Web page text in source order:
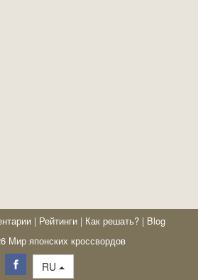
| Рейтинги | Как решать? | Blog
Мир японских кроссвордов
RU